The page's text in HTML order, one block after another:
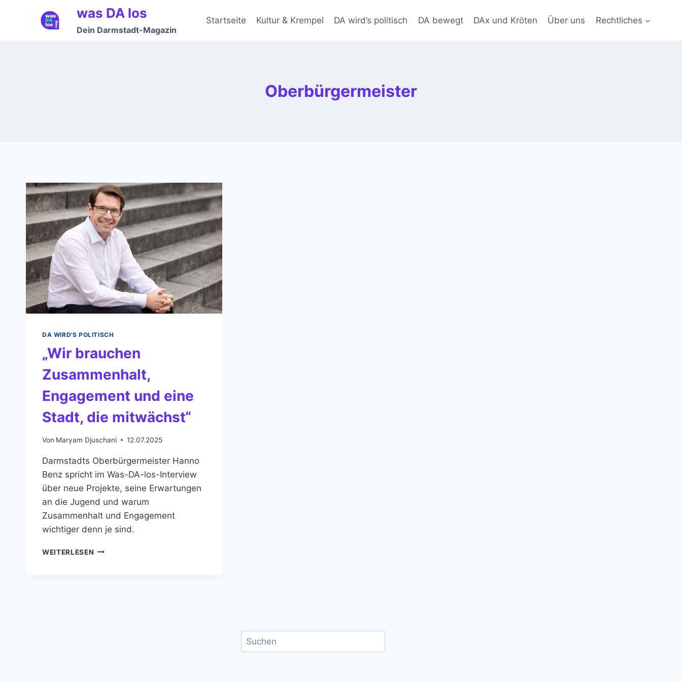
was DA los
Dein Darmstadt-Magazin
Startseite Kultur & Krempel DA wird’s politisch DA bewegt DAx und Kröten Über uns Rechtliches
Oberbürgermeister
DA WIRD'S POLITISCH
„Wir brauchen
Zusammenhalt,
Engagement und eine
Stadt, die mitwächst“
Von Maryam Djuschani 12.07.2025
Darmstadts Oberbürgermeister Hanno
Benz spricht im Was-DA-los-Interview
über neue Projekte, seine Erwartungen
an die Jugend und warum
Zusammenhalt und Engagement
wichtiger denn je sind.
WEITERLESEN „WIR
Suchen